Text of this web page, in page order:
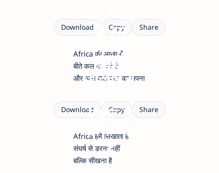
है
कि हार
मानना
विकल्प
नहीं
Download Copy Share
Africa की आंखों में
बीते कल का दर्द है
और आने वाले कल का सपना
Africa की
कहानी
आंसुओं से
नहीं
हिम्मत से
लिखी गई
है
Download Copy Share
Africa हमें सिखाता है
संघर्ष से डरना नहीं
बल्कि सीखना है